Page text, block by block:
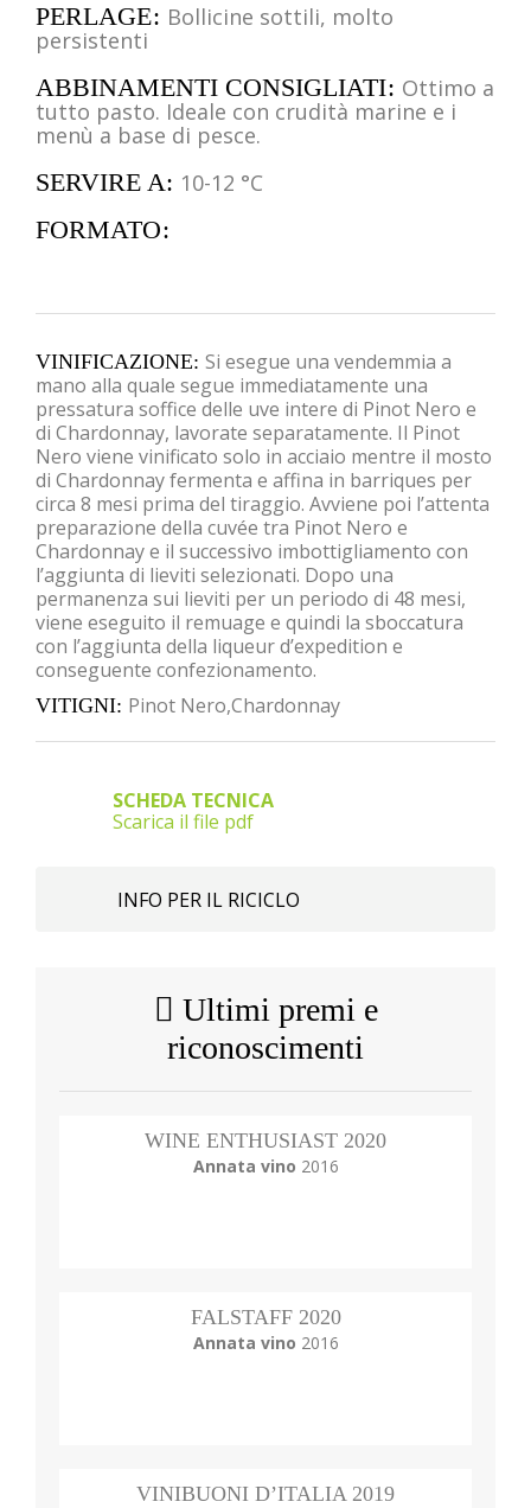
PERLAGE Bollicine sottili, molto
persistenti
ABBINAMENTI CONSIGLIATI Ottimo a
tutto pasto. Ideale con crudità marine e i
menù a base di pesce.
SERVIRE A 10-12 °C
FORMATO
VINIFICAZIONE Si esegue una vendemmia a
mano alla quale segue immediatamente una
pressatura soffice delle uve intere di Pinot Nero e
di Chardonnay, lavorate separatamente. Il Pinot
Nero viene vinificato solo in acciaio mentre il mosto
di Chardonnay fermenta e affina in barriques per
circa 8 mesi prima del tiraggio. Avviene poi l’attenta
preparazione della cuvée tra Pinot Nero e
Chardonnay e il successivo imbottigliamento con
l’aggiunta di lieviti selezionati. Dopo una
permanenza sui lieviti per un periodo di 48 mesi,
viene eseguito il remuage e quindi la sboccatura
con l’aggiunta della liqueur d’expedition e
conseguente confezionamento.
VITIGNI Pinot Nero,Chardonnay
SCHEDA TECNICA
Scarica il file pdf
INFO PER IL RICICLO
Ultimi premi e
riconoscimenti
WINE ENTHUSIAST 2020
Annata vino 2016
FALSTAFF 2020
Annata vino 2016
VINIBUONI D’ITALIA 2019